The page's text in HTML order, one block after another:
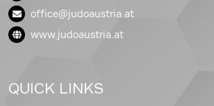
office@judoaustria.at
www.judoaustria.at
QUICK LINKS